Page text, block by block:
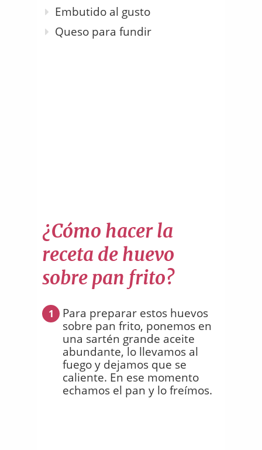
Embutido al gusto
Queso para fundir
¿Cómo hacer la
receta de huevo
sobre pan frito?
1
Para preparar estos huevos
sobre pan frito, ponemos en
una sartén grande aceite
abundante, lo llevamos al
fuego y dejamos que se
caliente. En ese momento
echamos el pan y lo freímos.